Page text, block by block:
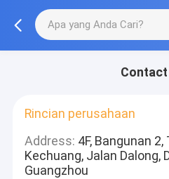
Rincian perusahaan
Address: 4F, Bangunan
Kechuang, Jalan Dalong,
Guangzhou